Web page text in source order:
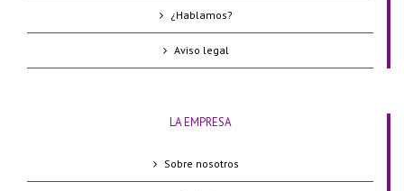
¿Hablamos?
Aviso legal
LA EMPRESA
Sobre nosotros